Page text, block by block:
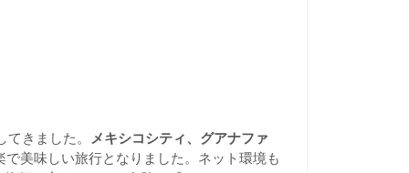
きました。
メキシコシティ、グアナファ
美味しい旅行となりました。ネット環境も